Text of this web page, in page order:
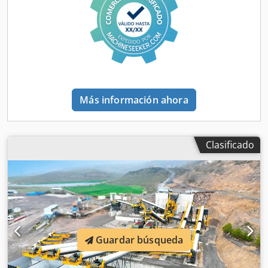
ejecuta con éxito todas las órdenes del usuario
moviéndose sobre sus orugas en todo tipo de condiciones
climáticas y terrenos difíciles. La trituradora de cono móvil
FTC-200-S (con criba) está diseñada con precisión y
fabricada con esmero para la trituración de piedra y es la
trituradora de cono móvil líder en el sector, con una
trituradora de cono móvil FTC-200-S (con criba) no requiere
infraestructura adicional como método de producción; se
TÉCNICAS: Modelo: FTC 200-S Tipo de trituradora:
Trituradora de cono Tamaño de la criba vibratoria: 1300 x
3000 mm Capacidad de producción: 100-200 t/h
Alimentación máxima: 185 mm Potencia total: 300 kVA
Peso: 46.000 kg Dodpfx Aljy Tnmxsbjck ¡LLÁMENOS PARA
MÁS INFORMACIÓN!
Más información ahora
Clasificado
Guardar búsqueda